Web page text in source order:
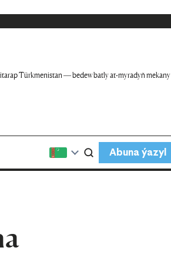
Türkmenistan — bedew batly at-myradyň mekany
Abuna ýazyl